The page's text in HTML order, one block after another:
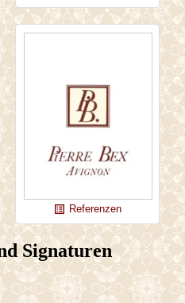
list_alt Referenzen
Signaturen